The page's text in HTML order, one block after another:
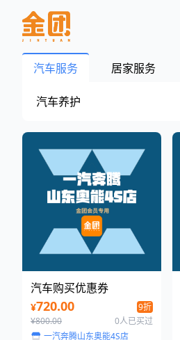
汽车服务 居家服务
汽车养护
汽车购买优惠券
¥720.00
9折
¥800.00
0人已买过
一汽奔腾山东奥能4S店